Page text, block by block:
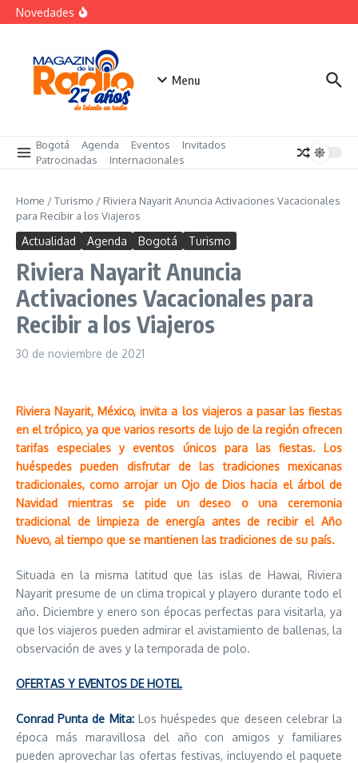
Saltar al contenido
Novedades
impulsa la demanda
Menu
Bogotá Agenda Eventos
Invitados
Patrocinadas
Internacionales
Home /Turismo / Riviera Nayarit Anuncia Activaciones Vacacionales
para Recibir a los Viajeros
Actualidad Agenda Bogotá Turismo
Riviera Nayarit Anuncia
Activaciones Vacacionales para
Recibir a los Viajeros
30 de noviembre de 2021
Riviera Nayarit, México, invita a los viajeros a pasar las fiestas
en el trópico, ya que varios resorts de lujo de la región ofrecen
tarifas especiales y eventos únicos para las fiestas. Los
huéspedes pueden disfrutar de las tradiciones mexicanas
tradicionales, como arrojar un Ojo de Dios hacia el árbol de
Navidad mientras se pide un deseo o una ceremonia
tradicional de limpieza de energía antes de recibir el Año
Nuevo, al tiempo que se mantienen las tradiciones de su país.
Situada en la misma latitud que las islas de Hawai, Riviera
Nayarit presume de un clima tropical y playero durante todo el
año. Diciembre y enero son épocas perfectas para visitarla, ya
que los viajeros pueden admirar el avistamiento de ballenas, la
observación de aves y la temporada de polo.
OFERTAS Y EVENTOS DE HOTEL
Conrad Punta de Mita: Los huéspedes que deseen celebrar la
época más maravillosa del año con amigos y familiares
pueden aprovechar las ofertas festivas, incluyendo el paquete